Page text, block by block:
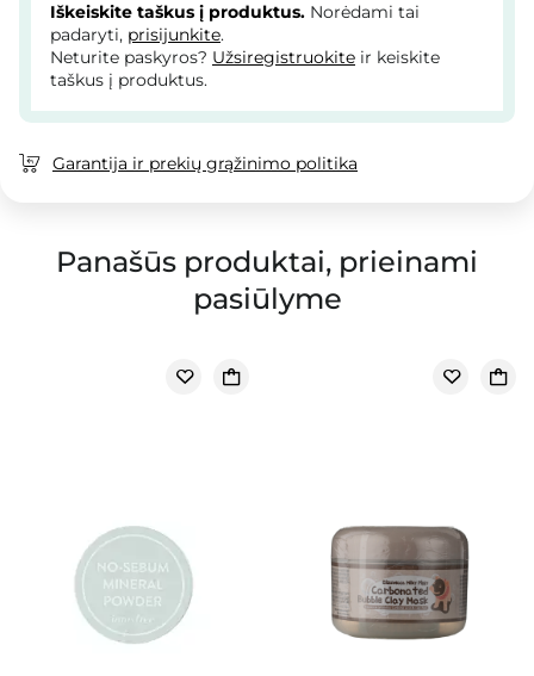
Iškeiskite taškus į produktus. Norėdami tai
padaryti, prisijunkite.
Neturite paskyros? Užsiregistruokite ir keiskite
taškus į produktus.
Garantija ir prekių grąžinimo politika
Panašūs produktai, prieinami
pasiūlyme